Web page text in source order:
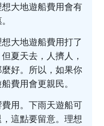
大地遊船費用會有
大地遊船費用打了
夏天去，人擠人，
好。所以，如果你
費用會更親民。
用。下雨天遊船可
這點要留意。理想